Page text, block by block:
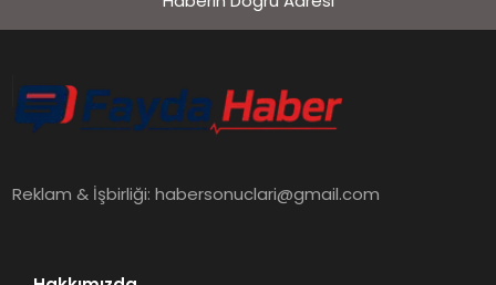
SIYASET
MAGAZIN
Reklam & İşbirliği:habersonuclari@gmail.com